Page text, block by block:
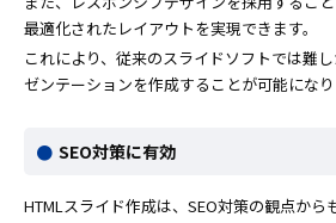
最適化されたレイアウトを実現できます。
これにより、従来のスライドソフトでは難
ゼンテーションを作成することが可能になり
SEO対策に有効
HTMLスライド作成は、SEO対策の観点から